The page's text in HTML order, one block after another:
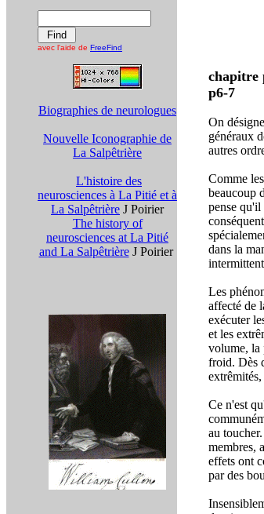
avec l'aide de FreeFind
Biographies de neurologues
Nouvelle Iconographie de
La Salpêtrière
L'histoire des
neurosciences à La Pitié et à
La Salpêtrière J Poirier
The history of
neurosciences at La Pitié
and La SalpêtrièreJ Poirier
chapitre
p6-7
On
généraux
autres
Comme
beaucoup
pense qu'il
dans la
Les
affecté de
exécuter
et les
volume, la
froid. Dès
Ce n'est
au
membres,
effets ont
par des